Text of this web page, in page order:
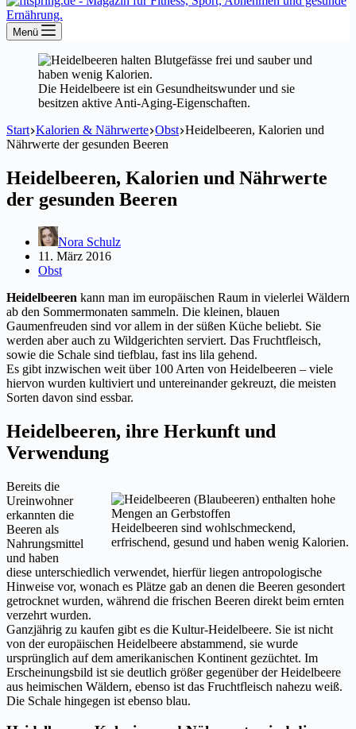
Menü
Die Heidelbeere ist ein Gesundheitswunder und sie
besitzen aktive Anti-Aging-Eigenschaften.
Start Kalorien & Nährwerte Obst Heidelbeeren, Kalorien und
Nährwerte der gesunden Beeren
Heidelbeeren, Kalorien und Nährwerte
der gesunden Beeren
Nora Schulz
11. März 2016
Obst
Heidelbeeren kann man im europäischen Raum in vielerlei Wäldern
ab den Sommermonaten sammeln. Die kleinen, blauen
Gaumenfreuden sind vor allem in der süßen Küche beliebt. Sie
werden aber auch zu Wildgerichten serviert. Das Fruchtfleisch,
sowie die Schale sind tiefblau, fast ins lila gehend.
Es gibt inzwischen weit über 100 Arten von Heidelbeeren – viele
hiervon wurden kultiviert und untereinander gekreuzt, die meisten
Sorten davon sind essbar.
Heidelbeeren, ihre Herkunft und
Verwendung
Heidelbeeren sind wohlschmeckend,
erfrischend, gesund und haben wenig Kalorien.
Bereits die
Ureinwohner
erkannten die
Beeren als
Nahrungsmittel
und haben
diese unterschiedlich verwendet, hierfür liegen antropologische
Hinweise vor, wonach es Plätze gab an denen die Beeren gesondert
getrocknet wurden, während die frischen Beeren direkt beim ernten
verzehrt wurden.
Ganzjährig zu kaufen gibt es die Kultur-Heidelbeere. Sie ist nicht
von der europäischen Heidelbeere abstammend, sie wurde
ursprünglich auf dem amerikanischen Kontinent gezüchtet. Im
Erscheinungsbild ist sie deutlich größer gegenüber der Heidelbeere
aus heimischen Wäldern, ebenso ist das Fruchtfleisch nahezu weiß.
Die Schale hingegen ist ebenso blau.